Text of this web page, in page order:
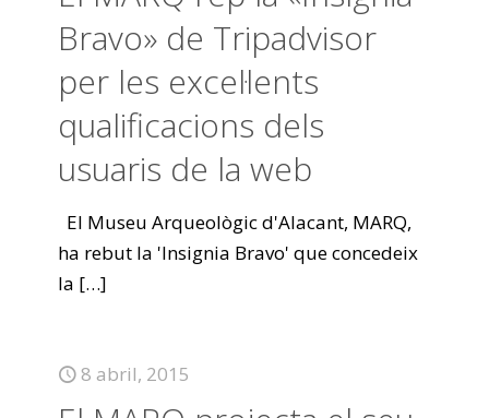
Bravo» de Tripadvisor
per les excel·lents
qualificacions dels
usuaris de la web
El Museu Arqueològic d'Alacant, MARQ,
ha rebut la 'Insignia Bravo' que concedeix
la […]
8 abril, 2015